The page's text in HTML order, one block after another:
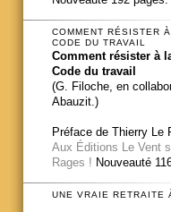
COMMENT RÉSISTER
CODE DU TRAVAIL
Comment résister à
Code du travail
(G. Filoche, en
Abauzit.)
Préface de Thierry Le
Aux Éditions Le Vent
Rages ! Nouveauté
UNE VRAIE RETRAITE